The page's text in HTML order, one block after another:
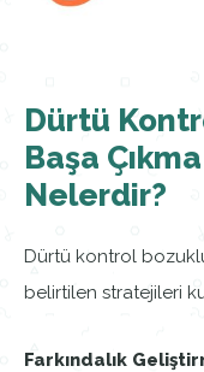
Dürtü
Başa
Nelerdir?
Dürtü kontrol
belirtilen stratejileri
Farkındalık